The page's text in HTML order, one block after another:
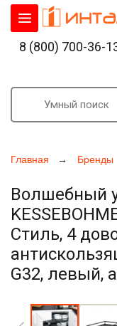
Главная Бренды
Волшебный
Стиль, 4
G32, левый,
8 (800) 700-36-